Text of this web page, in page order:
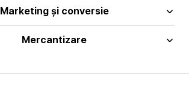
Marketing și conversie
Mercantizare